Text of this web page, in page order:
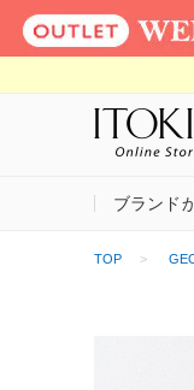
ブランド
TOP